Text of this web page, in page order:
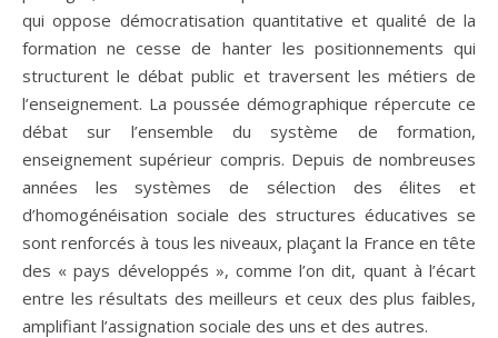
qui oppose démocratisation quantitative et qualité de la
formation ne cesse de hanter les positionnements qui
structurent le débat public et traversent les métiers de
l’enseignement. La poussée démographique répercute ce
débat sur l’ensemble du système de formation,
enseignement supérieur compris. Depuis de nombreuses
années les systèmes de sélection des élites et
d’homogénéisation sociale des structures éducatives se
sont renforcés à tous les niveaux, plaçant la France en tête
des « pays développés », comme l’on dit, quant à l’écart
entre les résultats des meilleurs et ceux des plus faibles,
amplifiant l’assignation sociale des uns et des autres.